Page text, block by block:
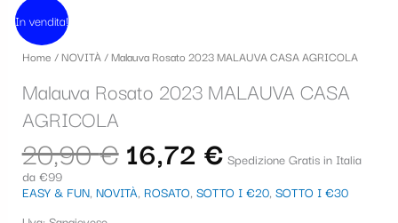
In vendita!
Home /NOVITÀ/ Malauva Rosato 2023 MALAUVA CASA AGRICOLA
Malauva Rosato 2023 MALAUVA CASA
AGRICOLA
20,90€
originale
era:
20,90 €.
16,72 €
attuale
è:
16,72 €.
Spedizione Gratis in Italia
da €99
EASY & FUN, NOVITÀ, ROSATO, SOTTO I €20, SOTTO I €30
z
i
o
n
a
u
n